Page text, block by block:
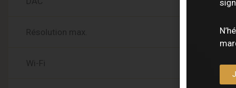
Résolution max.
Wi-Fi